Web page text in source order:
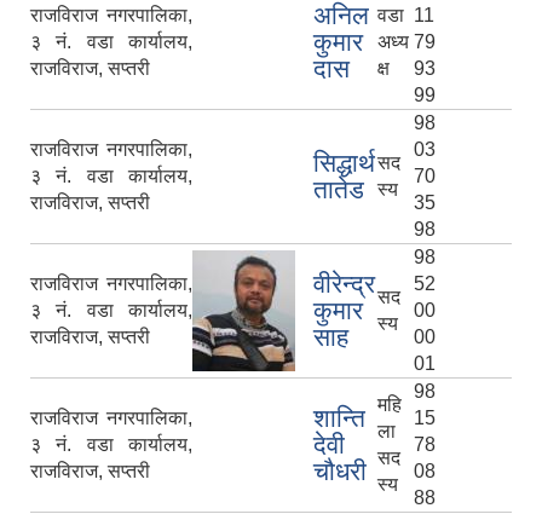
राजविराज नगरपालिका,
३ नं. वडा कार्यालय,
राजविराज, सप्तरी
अनिल
कुमार
दास
वडा
अध्य
क्ष
11
79
93
99
राजविराज नगरपालिका,
३ नं. वडा कार्यालय,
राजविराज, सप्तरी
सिद्धार्थ
तातेड
सद
स्य
98
03
70
35
98
राजविराज नगरपालिका,
३ नं. वडा कार्यालय,
राजविराज, सप्तरी
वीरेन्द्र
कुमार
साह
सद
स्य
98
52
00
00
01
राजविराज नगरपालिका,
३ नं. वडा कार्यालय,
राजविराज, सप्तरी
शान्ति
देवी
चौधरी
महि
ला
सद
स्य
98
15
78
08
88